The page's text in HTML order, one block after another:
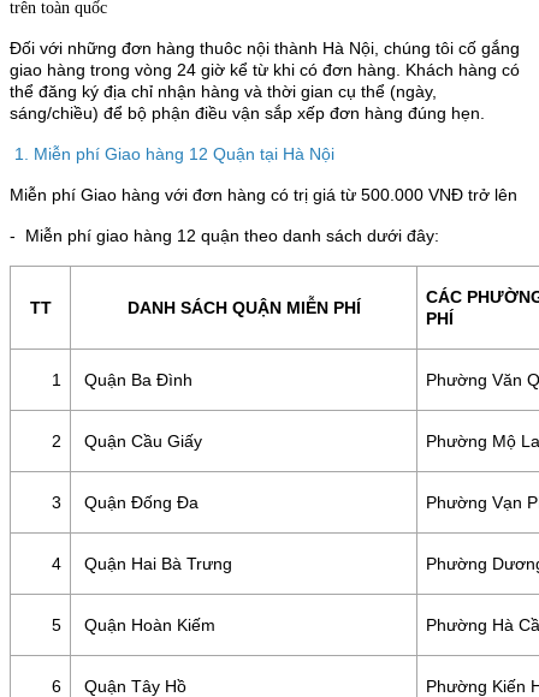
trên toàn quốc
Đối với những đơn hàng thuôc nội thành Hà Nội, chúng tôi cố gắng
giao hàng trong vòng 24 giờ kể từ khi có đơn hàng. Khách hàng có
thể đăng ký địa chỉ nhận hàng và thời gian cụ thể (ngày,
sáng/chiều) để bộ phận điều vận sắp xếp đơn hàng đúng hẹn.
1. Miễn phí Giao hàng 12 Quận tại Hà Nội
Miễn phí Giao hàng với đơn hàng có trị giá từ 500.000 VNĐ trở lên
- Miễn phí giao hàng 12 quận theo danh sách dưới đây:
TT DANH SÁCH QUẬN MIỄN PHÍ
CÁC
PHÍ
1 Quận Ba Đình Phường Văn
2 Quận Cầu Giấy Phường Mộ
3 Quận Đống Đa Phường Vạn
4 Quận Hai Bà Trưng Phường
5 Quận Hoàn Kiếm Phường Hà
6 Quận Tây Hồ Phường Kiến